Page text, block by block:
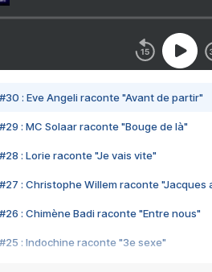
#30 : Eve Angeli raconte "Avant de partir"
#29 : MC Solaar raconte "Bouge de là"
#28 : Lorie raconte "Je vais vite"
#27 : Christophe Willem raconte "Jacques
#26 : Chimène Badi raconte "Entre nous"
#25 : Indochine raconte "3e sexe"